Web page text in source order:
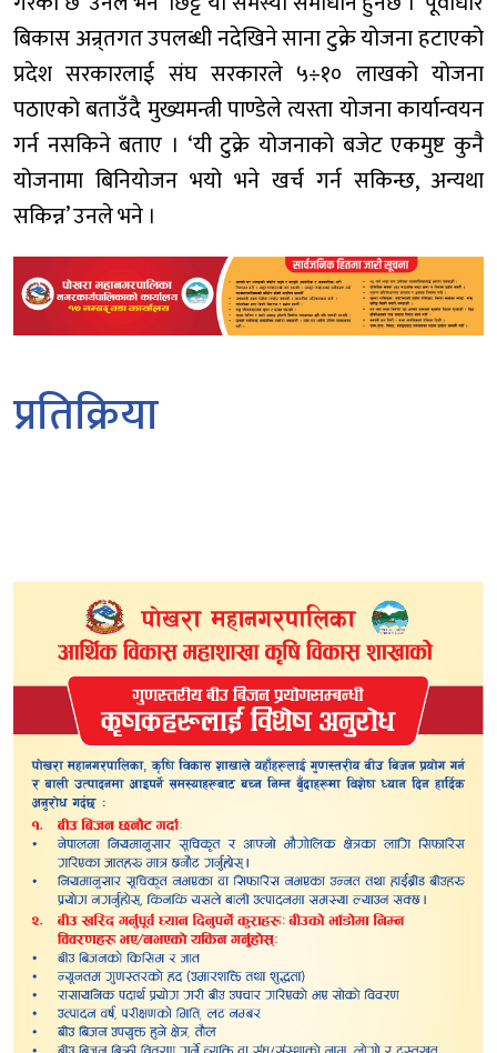
बिकास अन्र्तगत उपलब्धी नदेखिने साना टुक्रे योजना हटाएको
प्रदेश सरकारलाई संघ सरकारले ५÷१० लाखको योजना
पठाएको बताउँदै मुख्यमन्त्री पाण्डेले त्यस्ता योजना कार्यान्वयन
गर्न नसकिने बताए । ‘यी टुक्रे योजनाको बजेट एकमुष्ट कुनै
योजनामा बिनियोजन भयो भने खर्च गर्न सकिन्छ, अन्यथा
सकिन्न’ उनले भने ।
प्रतिक्रिया